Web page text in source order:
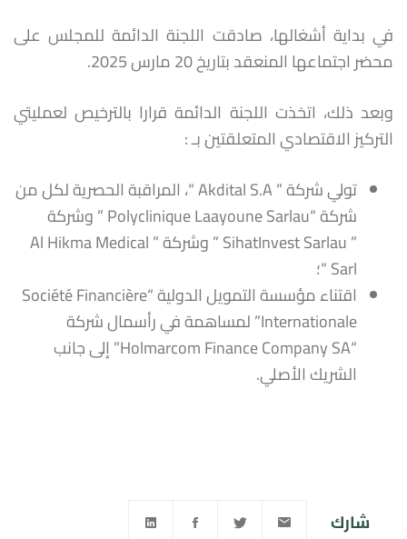
في بداية أشغالها، صادقت اللجنة الدائمة للمجلس على
محضر اجتماعها المنعقد بتاريخ 20 مارس 2025.
وبعد ذلك، اتخذت اللجنة الدائمة قرارا بالترخيص لعمليتي
التركيز الاقتصادي المتعلقتين بـ :
تولي شركة ” Akdital S.A “، المراقبة الحصرية لكل من
شركة “Polyclinique Laayoune Sarlau ” وشركة
” SihatInvest Sarlau ” وشركة ” Al Hikma Medical
Sarl “؛
اقتناء مؤسسة التمويل الدولية “Société Financière
Internationale” لمساهمة في رأسمال شركة
“Holmarcom Finance Company SA” إلى جانب
الشريك الأصلي.
شارك